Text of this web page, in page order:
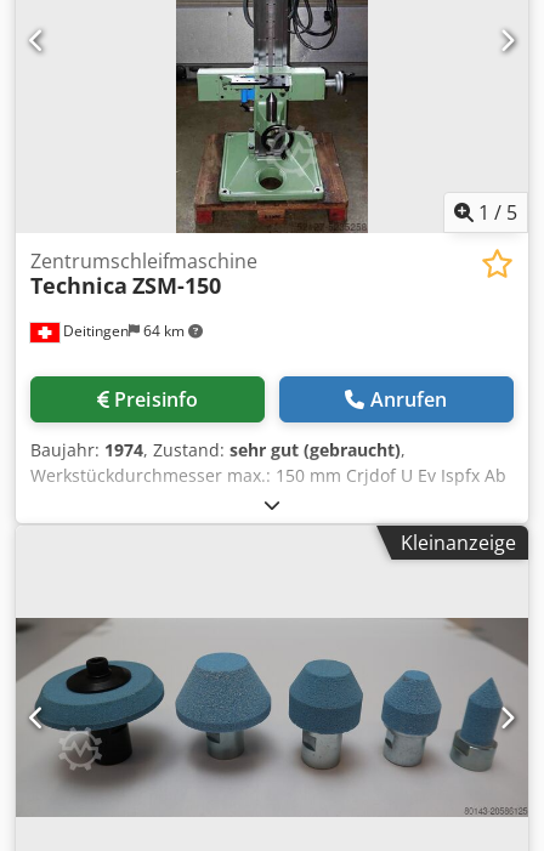
1 / 5
Deitingen 64 km
Zentrumschleifmaschine
Technica ZSM-150
Preisinfo Anrufen
Baujahr: 1974, Zustand: sehr gut (gebraucht),
Werkstückdurchmesser max.: 150 mm Crjdof U Ev Ispfx Ab
Ejf Werkstücklänge max.: 1100 mm
Zentrierbohrungswinkel: 60 ° Schleifspindel - Drehzahlen :
15'000 U/min Gewicht: ca. 460 kg Abmessungen B x T x H:
Kleinanzeige